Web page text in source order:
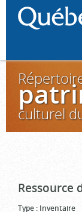
culturel
Ressource
Type : Inventaire